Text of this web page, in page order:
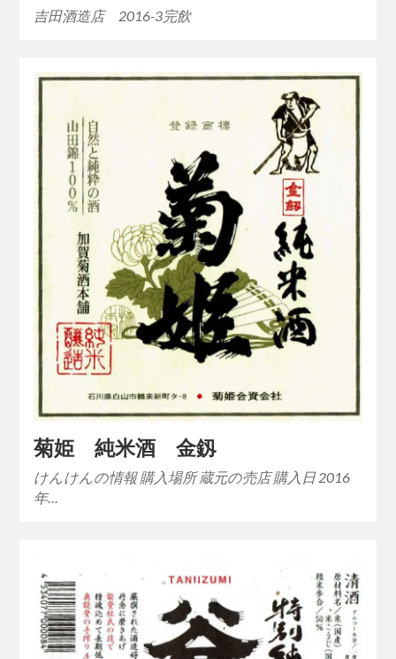
吉田酒造店 2016-3完飲
菊姫 純米酒 金釼
けんけんの情報 購入場所 蔵元の売店 購入日 2016
年…